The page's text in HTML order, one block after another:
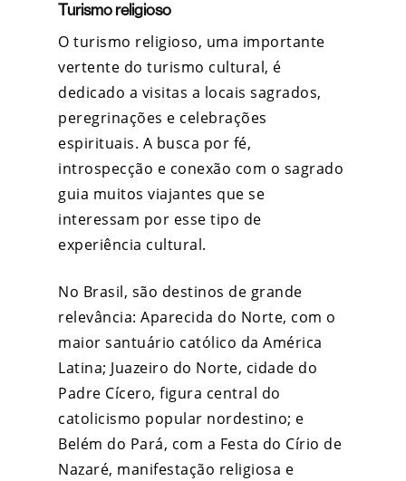
Turismo religioso
O turismo religioso, uma importante
vertente do turismo cultural, é
dedicado a visitas a locais sagrados,
peregrinações e celebrações
espirituais. A busca por fé,
introspecção e conexão com o sagrado
guia muitos viajantes que se
interessam por esse tipo de
experiência cultural.
No Brasil, são destinos de grande
relevância: Aparecida do Norte, com o
maior santuário católico da América
Latina; Juazeiro do Norte, cidade do
Padre Cícero, figura central do
catolicismo popular nordestino; e
Belém do Pará, com a Festa do Círio de
Nazaré, manifestação religiosa e